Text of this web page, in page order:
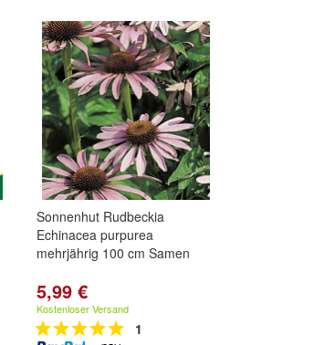
Sonnenhut Rudbeckia
Echinacea purpurea
mehrjährig 100 cm Samen
5,99 €
Kostenloser Versand
1